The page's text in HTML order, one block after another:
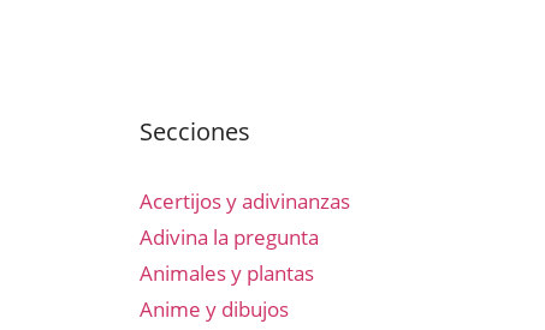
Secciones
Acertijos y adivinanzas
Adivina la pregunta
Animales y plantas
Anime y dibujos